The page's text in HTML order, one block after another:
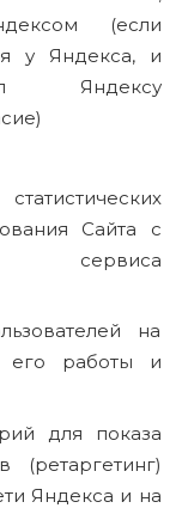
(если
у Яндекса, и
Яндексу
Сайта с
сервиса
на
его работы и
для показа
(ретаргетинг)
Яндекса и на